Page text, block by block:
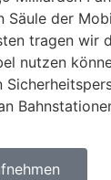
Säule der
tragen wir
nutzen